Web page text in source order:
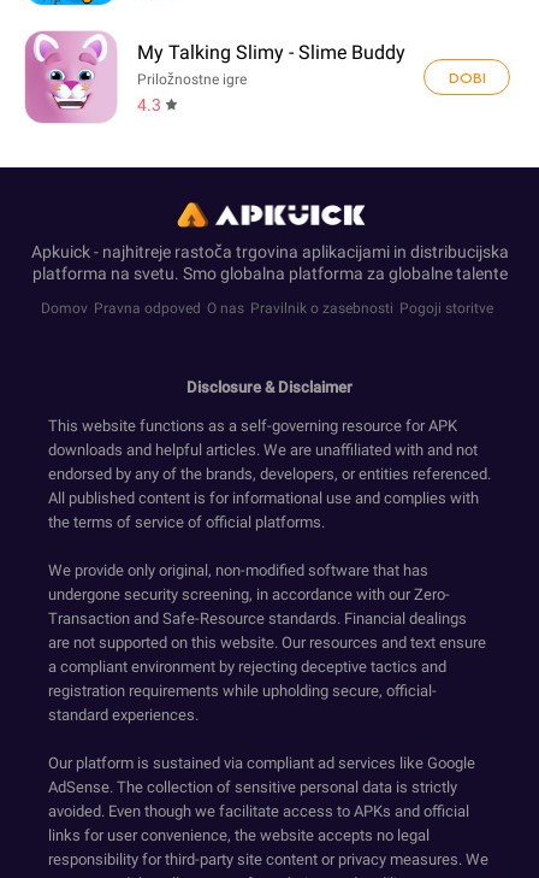
My Talking Slimy - Slime Buddy
Priložnostne igre
4.3
DOBI
Apkuick - najhitreje rastoča trgovina aplikacijami in distribucijska
platforma na svetu. Smo globalna platforma za globalne talente
Domov Pravna odpoved O nas Pravilnik o zasebnosti Pogoji storitve
Disclosure & Disclaimer
This website functions as a self-governing resource for APK
downloads and helpful articles. We are unaffiliated with and not
endorsed by any of the brands, developers, or entities referenced.
All published content is for informational use and complies with
the terms of service of official platforms.
We provide only original, non-modified software that has
undergone security screening, in accordance with our Zero-
Transaction and Safe-Resource standards. Financial dealings
are not supported on this website. Our resources and text ensure
a compliant environment by rejecting deceptive tactics and
registration requirements while upholding secure, official-
standard experiences.
Our platform is sustained via compliant ad services like Google
AdSense. The collection of sensitive personal data is strictly
avoided. Even though we facilitate access to APKs and official
links for user convenience, the website accepts no legal
responsibility for third-party site content or privacy measures. We